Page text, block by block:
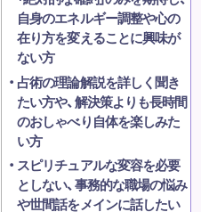
自身のエネルギー調整や心の
在り方を変えることに興味が
ない方
占術の理論解説を詳しく聞き
たい方や、解決策よりも長時間
のおしゃべり自体を楽しみた
い方
スピリチュアルな変容を必要
としない、事務的な職場の悩み
や世間話をメインに話したい